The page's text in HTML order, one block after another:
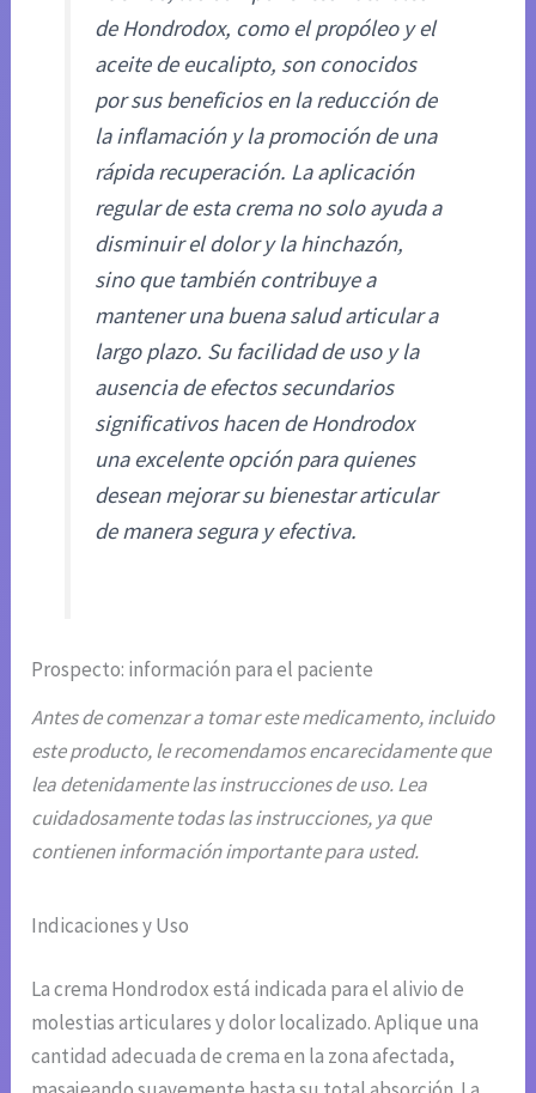
de Hondrodox, como el propóleo y el
aceite de eucalipto, son conocidos
por sus beneficios en la reducción de
la inflamación y la promoción de una
rápida recuperación. La aplicación
regular de esta crema no solo ayuda a
disminuir el dolor y la hinchazón,
sino que también contribuye a
mantener una buena salud articular a
largo plazo. Su facilidad de uso y la
ausencia de efectos secundarios
significativos hacen de Hondrodox
una excelente opción para quienes
desean mejorar su bienestar articular
de manera segura y efectiva.
Prospecto: información para el paciente
Antes de comenzar a tomar este medicamento, incluido
este producto, le recomendamos encarecidamente que
lea detenidamente las instrucciones de uso. Lea
cuidadosamente todas las instrucciones, ya que
contienen información importante para usted.
Indicaciones y Uso
La crema Hondrodox está indicada para el alivio de
molestias articulares y dolor localizado. Aplique una
cantidad adecuada de crema en la zona afectada,